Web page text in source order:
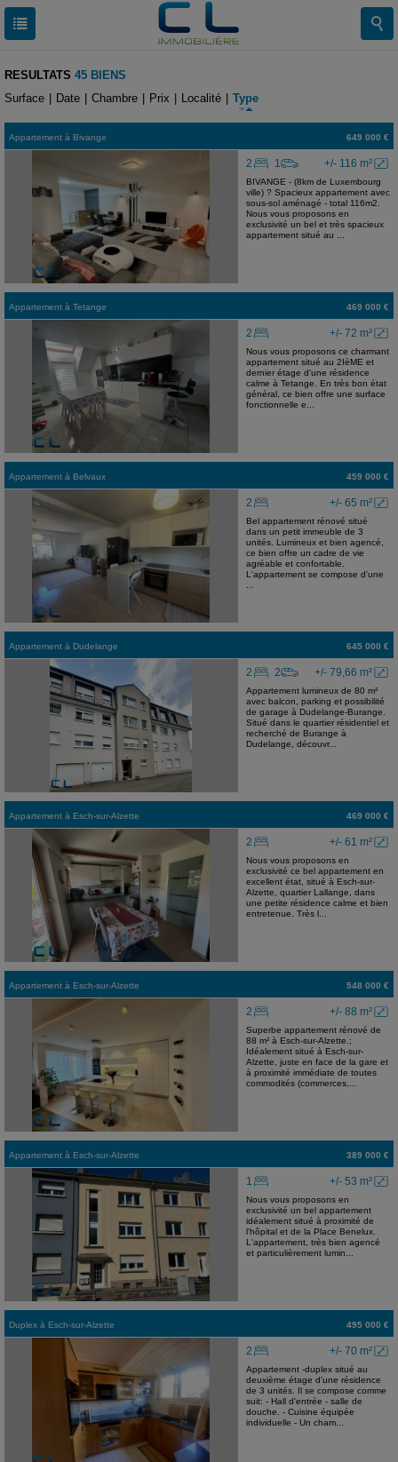
RESULTATS 45 BIENS
Surface
Date Chambre Prix Localité Type
Appartement à Bivange 649 000 €
+/- 116 m²
2 1
BIVANGE - (8km de Luxembourg
ville) ? Spacieux appartement avec
sous-sol aménagé - total 116m2.
Nous vous proposons en
exclusivité un bel et très spacieux
appartement situé au ...
Appartement à Tetange 469 000 €
+/- 72 m²
2
Nous vous proposons ce charmant
appartement situé au 2IèME et
dernier étage d'une résidence
calme à Tetange. En très bon état
général, ce bien offre une surface
fonctionnelle e...
Appartement à Belvaux 459 000 €
+/- 65 m²
2
Bel appartement rénové situé
dans un petit immeuble de 3
unités. Lumineux et bien agencé,
ce bien offre un cadre de vie
agréable et confortable.
L'appartement se compose d'une
Appartement à Dudelange 645 000 €
+/- 79,66 m²
2 2
Appartement lumineux de 80 m²
avec balcon, parking et possibilité
de garage à Dudelange-Burange.
Situé dans le quartier résidentiel et
recherché de Burange à
Dudelange, découvr...
Appartement à Esch-sur-Alzette 469 000 €
+/- 61 m²
2
Nous vous proposons en
exclusivité ce bel appartement en
excellent état, situé à Esch-sur-
Alzette, quartier Lallange, dans
une petite résidence calme et bien
entretenue. Très l...
Appartement à Esch-sur-Alzette 548 000 €
+/- 88 m²
2
Superbe appartement rénové de
88 m² à Esch-sur-Alzette.;
Idéalement situé à Esch-sur-
Alzette, juste en face de la gare et
à proximité immédiate de toutes
commodités (commerces,...
Appartement à Esch-sur-Alzette 389 000 €
+/- 53 m²
1
Nous vous proposons en
exclusivité un bel appartement
idéalement situé à proximité de
l'hôpital et de la Place Benelux.
L'appartement, très bien agencé
et particulièrement lumin...
Duplex à Esch-sur-Alzette 495 000 €
+/- 70 m²
2
Appartement -duplex situé au
deuxième étage d'une résidence
de 3 unités. Il se compose comme
suit: - Hall d'entrée - salle de
douche. - Cuisine équipée
individuelle - Un cham...